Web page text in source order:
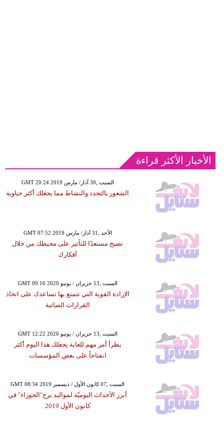
الأخبار الأكثر قراءة
GMT 20:24 2019 السبت ,30 آذار/ مارس
الشعور بالتجدد والنشاط مما يجعلك أكثر حياوية
GMT 07:52 2019 الأحد ,31 آذار/ مارس
تصبح مستعدًا للتأثير على محيطك من خلال
أفكارك
GMT 09:16 2020 السبت ,13 حزيران / يونيو
الإرادة القوية التي تتمتع بها تساعدك على اتخاذ
القرارات الصائبة
GMT 12:22 2020 السبت ,13 حزيران / يونيو
يطرأ أمر مهم للغاية يجعلك هذا اليوم أكثر
انفتاحاً على بعض المؤسسات
GMT 08:34 2019 السبت ,07 كانون الأول / ديسمبر
أبرز الأحداث اليوميّة لمواليد برج"الجوزاء" في
كانون الأول 2019